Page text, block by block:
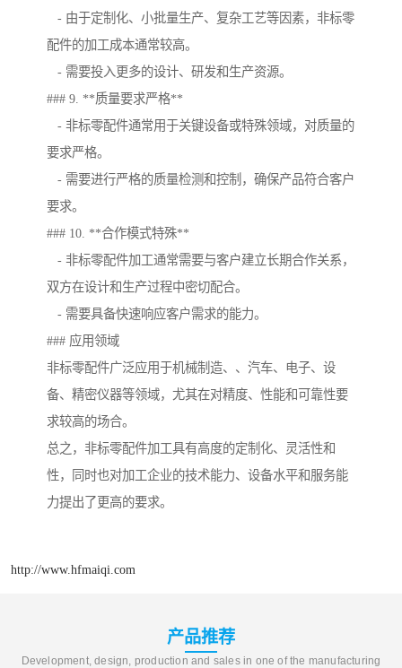
- 由于定制化、小批量生产、复杂工艺等因素，非标零
配件的加工成本通常较高。
- 需要投入更多的设计、研发和生产资源。
### 9. **质量要求严格**
- 非标零配件通常用于关键设备或特殊领域，对质量的
要求严格。
- 需要进行严格的质量检测和控制，确保产品符合客户
要求。
### 10. **合作模式特殊**
- 非标零配件加工通常需要与客户建立长期合作关系，
双方在设计和生产过程中密切配合。
- 需要具备快速响应客户需求的能力。
### 应用领域
非标零配件广泛应用于机械制造、、汽车、电子、设
备、精密仪器等领域，尤其在对精度、性能和可靠性要
求较高的场合。
总之，非标零配件加工具有高度的定制化、灵活性和
性，同时也对加工企业的技术能力、设备水平和服务能
力提出了更高的要求。
http://www.hfmaiqi.com
产品推荐
Development, design, production and sales in one of the manufacturing